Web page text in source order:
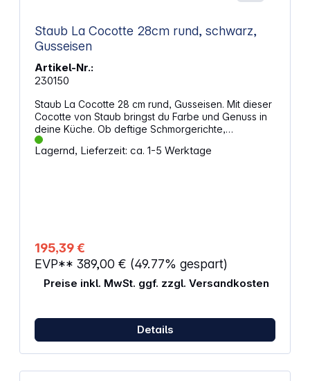
Staub La Cocotte 28cm rund, schwarz,
Gusseisen
Artikel-Nr.:
230150
Staub La Cocotte 28 cm rund, Gusseisen. Mit dieser
Cocotte von Staub bringst du Farbe und Genuss in
deine Küche. Ob deftige Schmorgerichte,
mediterrane Köstlichkeiten oder selbstgebackenes
Brot – der hochwertige Gusseisentopf ist ein echtes
Einsetzbarkeit ist die Cocotte ideal für alle, die mit
Freude und Qualität kochen – egal ob Anfänger
oder Profi. Eigenschaften: Ideal für gesunde,
fettarme Zubereitung verschiedenster Gerichte
Satte Aromen dank mattschwarzer
Wärmeverteilung durch massives Gusseisen
Deckelknauf aus Messing hitzebeständig bis 250 °C
Zeitloses Design in intensiver Farbe Geeignet für
alle Herdarten inklusive Induktion Backofen- und
Lagernd, Lieferzeit: ca. 1-5 Werktage
195,39 €
EVP** 389,00 € (49.77% gespart)
Preise inkl. MwSt. ggf. zzgl. Versandkosten
Details